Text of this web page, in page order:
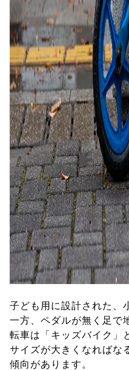
子ども用に設計された、
一方、ペダルが無く足で
転車は「キッズバイク」
サイズが大きくなればな
傾向があります。